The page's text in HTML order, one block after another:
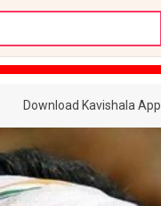
Download Kavishala App